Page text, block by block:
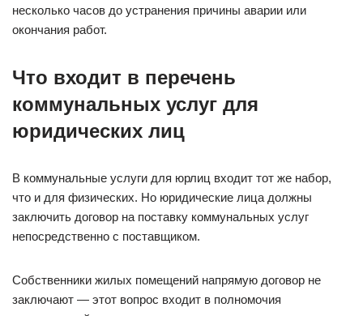
несколько часов до устранения причины аварии или
окончания работ.
Что входит в перечень
коммунальных услуг для
юридических лиц
В коммунальные услуги для юрлиц входит тот же набор,
что и для физических. Но юридические лица должны
заключить договор на поставку коммунальных услуг
непосредственно с поставщиком.
Собственники жилых помещений напрямую договор не
заключают — этот вопрос входит в полномочия